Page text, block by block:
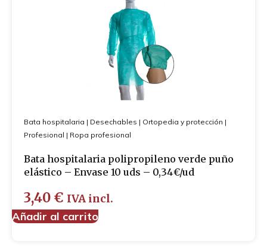
Zapatos profesionales
Chaquetas de punto
Bata hospitalaria | Desechables | Ortopedia y protección |
Profesional | Ropa profesional
Bata hospitalaria polipropileno verde puño
elástico – Envase 10 uds – 0,34€/ud
3,40 € IVA incl.
Añadir al carrito